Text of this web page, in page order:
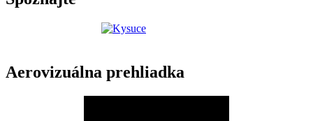
Aerovizuálna prehliadka